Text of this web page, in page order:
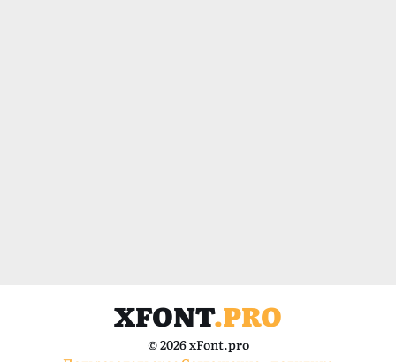
XFONT.PRO
© 2026 xFont.pro